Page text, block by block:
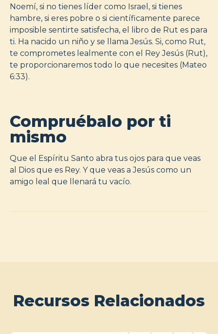
Noemí, si no tienes líder como Israel, si tienes
hambre, si eres pobre o si científicamente parece
imposible sentirte satisfecha, el libro de Rut es para
ti. Ha nacido un niño y se llama Jesús. Si, como Rut,
te comprometes lealmente con el Rey Jesús (Rut),
te proporcionaremos todo lo que necesites (Mateo
6:33).
Compruébalo por ti
mismo
Que el Espíritu Santo abra tus ojos para que veas
al Dios que es Rey. Y que veas a Jesús como un
amigo leal que llenará tu vacío.
Recursos Relacionados